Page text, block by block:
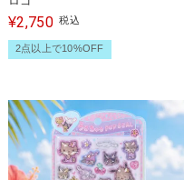
¥2,750 税込
2点以上で10%OFF